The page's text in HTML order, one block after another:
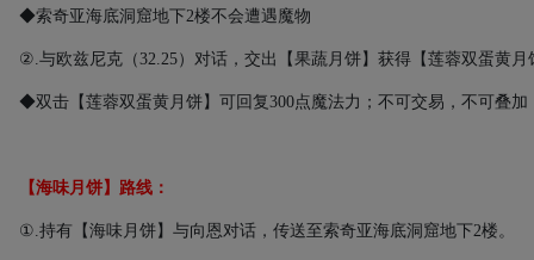
◆索奇亚海底洞窟地下2楼不会遭遇魔物
②.与欧兹尼克（32.25）对话，交出【果蔬月饼】获得【莲蓉双蛋黄
◆双击【莲蓉双蛋黄月饼】可回复300点魔法力；不可交易，不可叠
【海味月饼】路线：
①.持有【海味月饼】与向恩对话，传送至索奇亚海底洞窟地下2楼。